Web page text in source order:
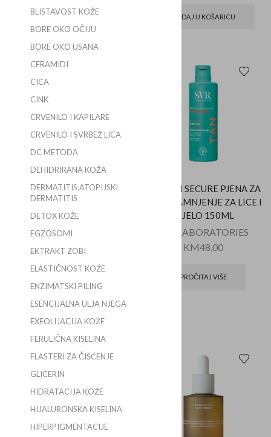
DODAJ U KOŠARICU
LIERAC SUNISSIME LE
SERUM AUTOBRONZATE
SERUM ZA
SAMOTAMNJENJE LICA
KM100,00
DODAJ U KOŠARICU
SVR SUN SECURE PJENA ZA
SAMOTAMNJENJE ZA LICE I
TIJELO 150ML
SVR LABORATORIES
KM48,00
PROČITAJ VIŠE
BLISTAVOST KOŽE
BORE OKO OČIJU
BORE OKO USANA
CERAMIDI
CICA
CINK
CRVENILO I KAPILARE
CRVENILO I SVRBEŽ LICA
DC METODA
DEHIDRIRANA KOŽA
DERMATITIS,ATOPIJSKI
DERMATITIS
DETOX KOŽE
EGZOSOMI
EKTRAKT ZOBI
ELASTIČNOST KOŽE
ENZIMATSKI PILING
ESENCIJALNA ULJA NJEGA
EXFOLIJACIJA KOŽE
FERULIČNA KISELINA
FLASTERI ZA ČIŠĆENJE
GLICERIN
HIDRATACIJA KOŽE
HIJALURONSKA KISELINA
HIPERPIGMENTACIJE